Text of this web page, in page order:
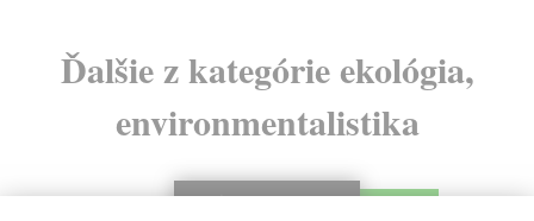
Ďalšie z kategórie ekológia,
environmentalistika
na sklade